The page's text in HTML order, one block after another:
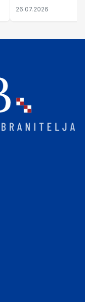
pronalaze mir
26.07.2026